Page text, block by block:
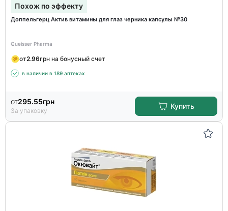
Похож по эффекту
Доппельгерц Актив витамины для глаз черника капсулы №30
Queisser Pharma
от2.96грн на бонусный счет
в наличии в 189 аптеках
от295.55грн
За упаковку
Купить